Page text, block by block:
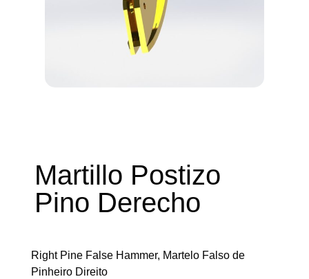
Martillo Postizo
Pino Derecho
Right Pine False Hammer, Martelo Falso de
Pinheiro Direito